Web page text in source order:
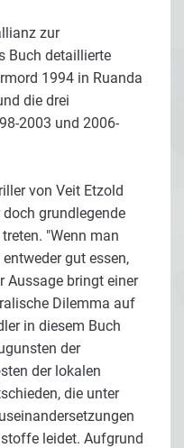
zur
Buch detaillierte
1994 in Ruanda
die drei
2003 und 2006-
von Veit Etzold
grundlegende
"Wenn man
gut essen,
Aussage bringt einer
Dilemma auf
in diesem Buch
der
der lokalen
die unter
leidet. Aufgrund